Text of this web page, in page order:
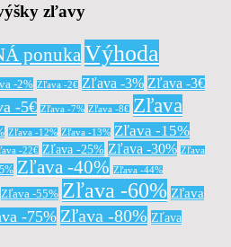
zľavy
ponukaVýhoda
-2% Zľava -2€ Zľava -3% Zľava -3€
-5€ Zľava -7% Zľava -8€ Zľava
Zľava -12% Zľava -13% Zľava -15%
-22€ Zľava -25% Zľava -30% Zľava
Zľava -40% Zľava -44%
Zľava -55% Zľava -60% Zľava
-75% Zľava -80% Zľava